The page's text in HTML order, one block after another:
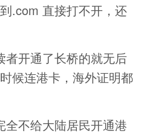
.com 直接打不开，还
者开通了长桥的就无后
候连港卡，海外证明都
全不给大陆居民开通港